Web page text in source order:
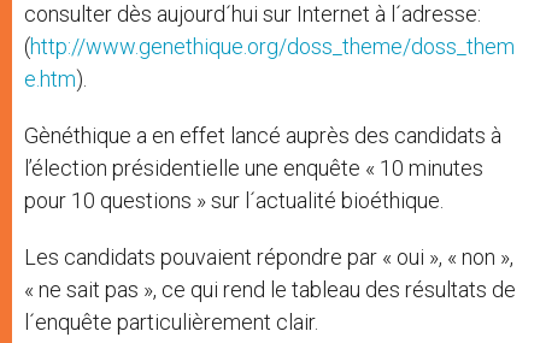
consulter dès aujourd´hui sur Internet à l´adresse:
(http://www.genethique.org/doss_theme/doss_them
e.htm).
Gènéthique a en effet lancé auprès des candidats à
l’élection présidentielle une enquête « 10 minutes
pour 10 questions » sur l´actualité bioéthique.
Les candidats pouvaient répondre par « oui », « non »,
« ne sait pas », ce qui rend le tableau des résultats de
l´enquête particulièrement clair.